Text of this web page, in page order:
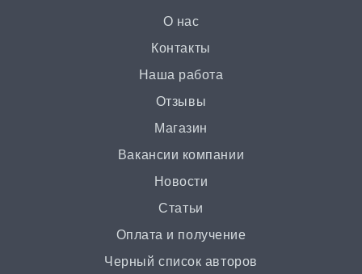
от 3 часов | от 500 ₽
Ответы на билеты
от 2 часов | от 500 ₽
от 3 часов | от 500 ₽
О нас
Контакты
Наша работа
Отзывы
Магазин
Вакансии компании
Новости
Статьи
Оплата и получение
Черный список авторов